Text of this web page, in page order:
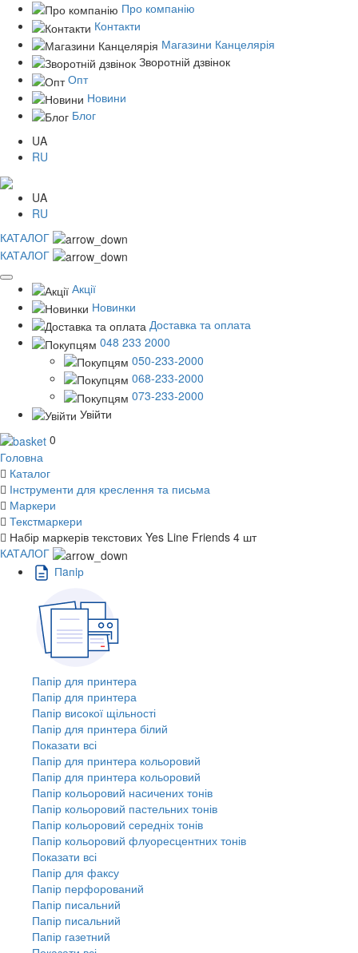
Про компанію
Контакти
Магазини Канцелярія
Зворотній дзвінок
Опт
Новини
Блог
UA
RU
UA
RU
КАТАЛОГ
КАТАЛОГ
Акції
Новинки
Доставка та оплата
048 233 2000
050-233-2000
068-233-2000
073-233-2000
Увійти
0
Головна
Каталог
Інструменти для креслення та письма
Маркери
Текстмаркери
Набір маркерів текстових Yes Line Friends 4 шт
КАТАЛОГ
Пaпiр
Папір для принтера
Папір для принтера
Папір високої щільності
Папір для принтера білий
Показати всі
Папір для принтера кольоровий
Папір для принтера кольоровий
Папір кольоровий насичених тонів
Папір кольоровий пастельних тонів
Папір кольоровий середніх тонів
Папір кольоровий флуоресцентних тонів
Показати всі
Папір для факсу
Папір перфорований
Папір писальний
Папір писальний
Папір газетний